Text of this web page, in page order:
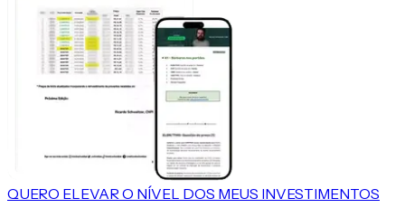
QUERO ELEVAR O NÍVEL DOS MEUS INVESTIMENTOS